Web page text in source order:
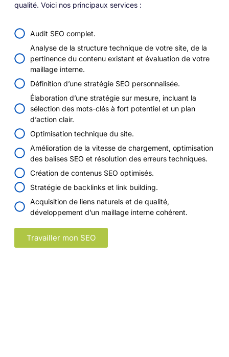
qualité. Voici nos principaux services :
Audit SEO complet.
Analyse de la structure technique de votre site, de la
pertinence du contenu existant et évaluation de votre
maillage interne.
Définition d’une stratégie SEO personnalisée.
Élaboration d’une stratégie sur mesure, incluant la
sélection des mots-clés à fort potentiel et un plan
d’action clair.
Optimisation technique du site.
Amélioration de la vitesse de chargement, optimisation
des balises SEO et résolution des erreurs techniques.
Création de contenus SEO optimisés.
Stratégie de backlinks et link building.
Acquisition de liens naturels et de qualité,
développement d’un maillage interne cohérent.
Travailler mon SEO